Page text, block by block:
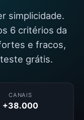
simplicidade.
6 critérios da
e fracos,
grátis.
CANAIS
+38.000